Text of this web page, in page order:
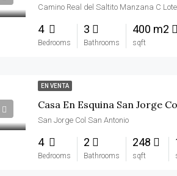
4
Bedrooms
3
Bathrooms
400 m2
sqft
EN VENTA
Casa En Esquina San Jorge
San Jorge Col San Antonio
4
Bedrooms
2
Bathrooms
248
sqft